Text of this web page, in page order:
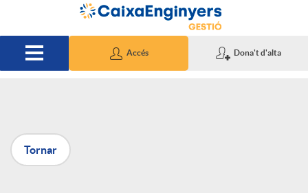
Salta al contingut principal
Accés Dona't d'alta
P
u
Tornar